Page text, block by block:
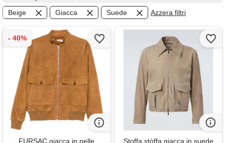
Beige Giacca Suede Azzera filtri
FURSAC giacca in pelle
Stoffa stòffa giacca in suede